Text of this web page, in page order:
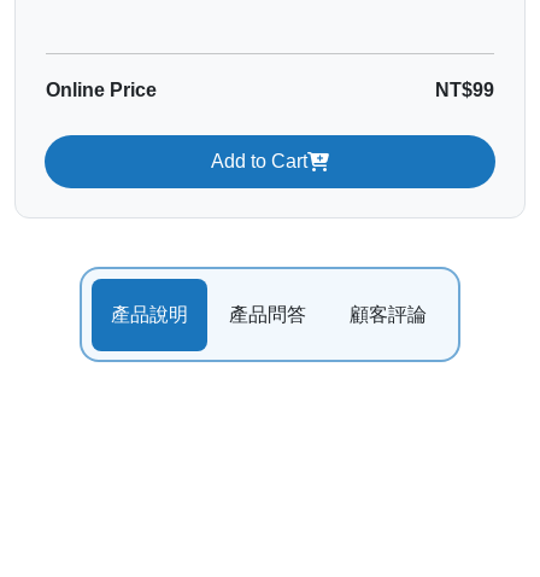
Online Price NT$99
Add to Cart
產品說明 產品問答 顧客評論